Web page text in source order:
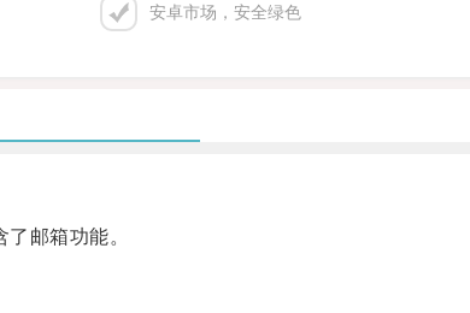
安卓市场，安全绿色
邮箱功能。